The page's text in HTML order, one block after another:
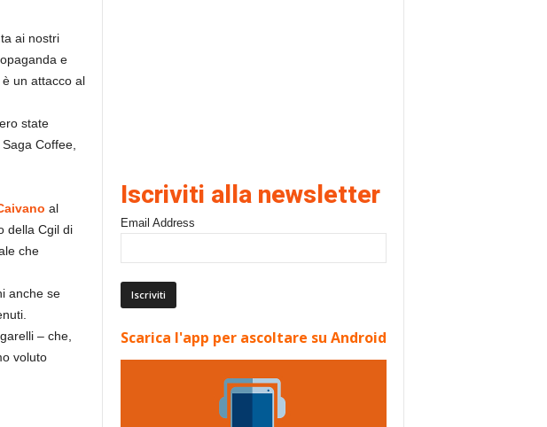
ai nostri
e
un attacco al
state
Coffee,
al
della Cgil di
che
anche se
– che,
voluto
Iscriviti alla newsletter
Email Address
Scarica l'app per ascoltare su Android